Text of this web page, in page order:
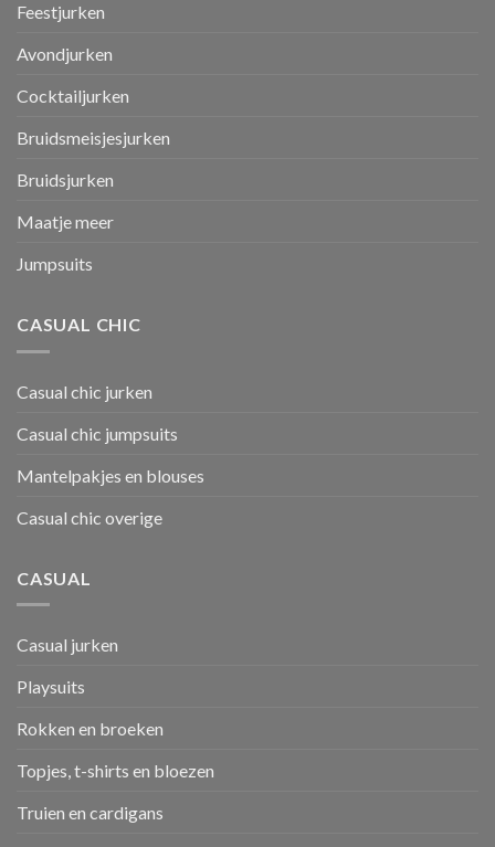
Feestjurken
Avondjurken
Cocktailjurken
Bruidsmeisjesjurken
Bruidsjurken
Maatje meer
Jumpsuits
CASUAL CHIC
Casual chic jurken
Casual chic jumpsuits
Mantelpakjes en blouses
Casual chic overige
CASUAL
Casual jurken
Playsuits
Rokken en broeken
Topjes, t-shirts en bloezen
Truien en cardigans